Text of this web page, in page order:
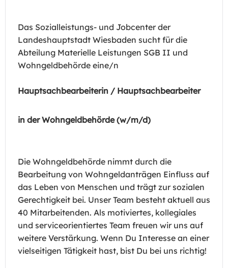
Das Sozialleistungs- und Jobcenter der
Landeshauptstadt Wiesbaden sucht für die
Abteilung Materielle Leistungen SGB II und
Wohngeldbehörde eine/n
Hauptsachbearbeiterin / Hauptsachbearbeiter
in der Wohngeldbehörde (w/m/d)
Die Wohngeldbehörde nimmt durch die
Bearbeitung von Wohngeldanträgen Einfluss auf
das Leben von Menschen und trägt zur sozialen
Gerechtigkeit bei. Unser Team besteht aktuell aus
40 Mitarbeitenden. Als motiviertes, kollegiales
und serviceorientiertes Team freuen wir uns auf
weitere Verstärkung. Wenn Du Interesse an einer
vielseitigen Tätigkeit hast, bist Du bei uns richtig!